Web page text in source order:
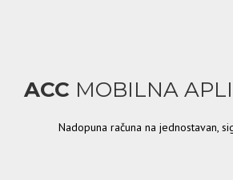
ACC MOBILNA
Nadopuna računa na jednostavan,